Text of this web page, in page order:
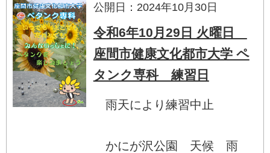
公開日：2024年10月30日
令和6年10月29日 火曜日
座間市健康文化都市大学 ペ
タンク専科 練習日
雨天により練習中止
かにが沢公園 天候 雨